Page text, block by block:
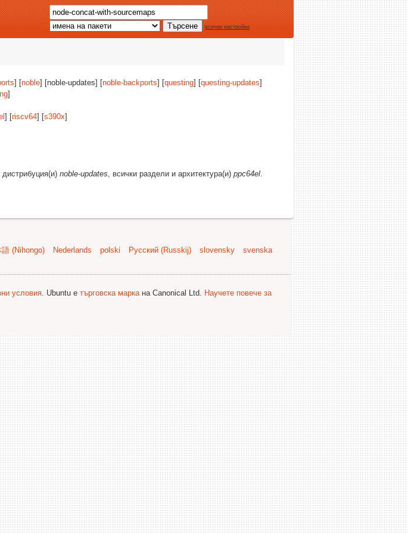
всички настройки
] [noble] [noble-updates] [noble-backports] [questing] [questing-updates]
]
] [riscv64] [s390x]
дистрибуция(и) noble-updates, всички раздели и архитектура(и) ppc64el.
語 (Nihongo) Nederlands polski Русский (Russkij) slovensky
svenska
условия. Ubuntu е търговска маркана Canonical Ltd. Научете повече за